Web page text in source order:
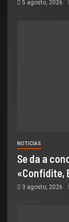
5 agosto, 2026
NOTICIAS
Se da a
«Confidite,
3 agosto, 2026